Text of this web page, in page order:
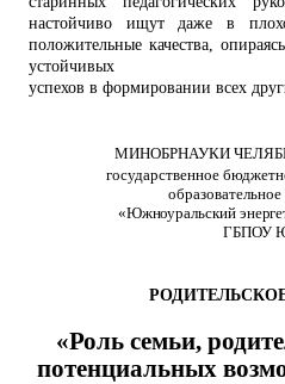
настойчиво ищут даже в
положительные качества,
устойчивых
успехов в формировании всех
МИНОБРНАУКИ
государственное
«Южноуральский
ГБПОУ
«Роль семьи,
потенциальных